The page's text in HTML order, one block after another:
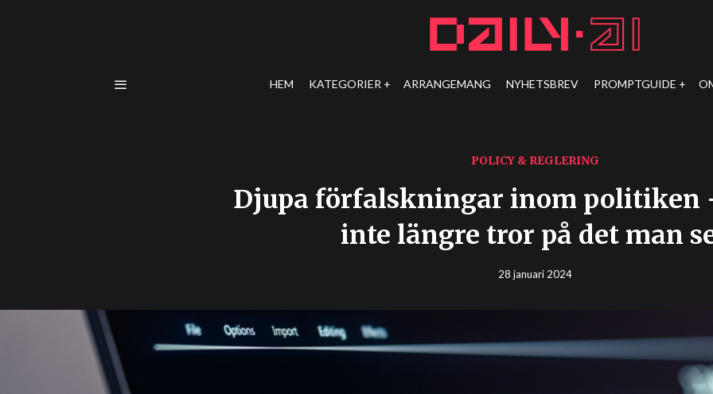
HEM KATEGORIER ARRANGEMANG NYHETSBREV PROMPTGUIDE
POLICY & REGLERING
Djupa förfalskningar inom politiken
inte längre tror på det man
28 januari 2024